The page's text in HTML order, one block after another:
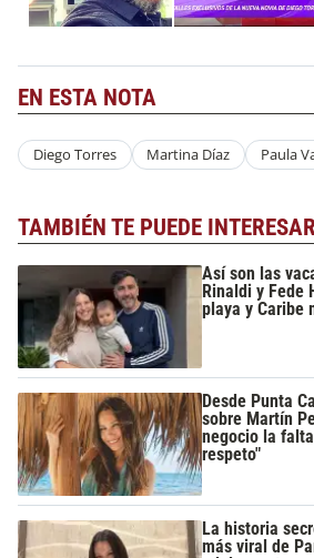
EN ESTA NOTA
Diego Torres Martina Díaz Paula
TAMBIÉN TE PUEDE INTERESAR
Así son las
Rinaldi y Fede
playa y Caribe
Desde Punta
sobre Martín
negocio la
respeto"
La historia
más viral de